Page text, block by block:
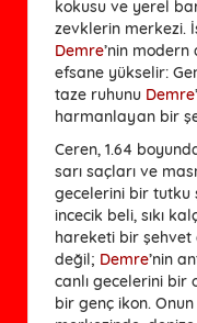
kokusu ve yerel
zevklerin merkezi.
Demre’nin
efsane yükselir:
taze ruhunu Demre
harmanlayan bir
Ceren, 1.64
sarı saçları ve
gecelerini bir tutku
incecik beli, sıkı
hareketi bir şehvet
değil; Demre’nin
canlı gecelerini
bir genç ikon.